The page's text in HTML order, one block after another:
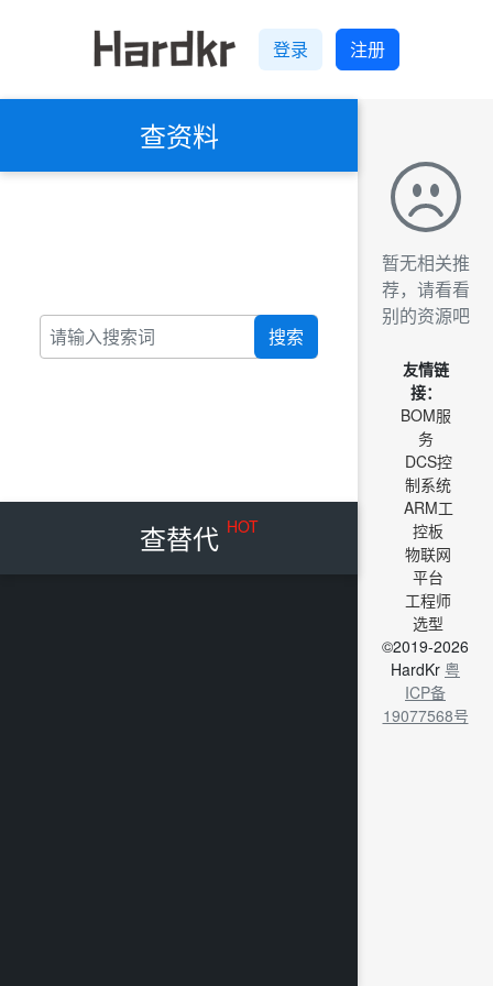
登录 注册
查资料
搜索
查替代 HOT
暂无相关推
荐，请看看
别的资源吧
友情链
接：
BOM服
务
DCS控
制系统
ARM工
控板
物联网
平台
工程师
选型
©2019-2026
HardKr 粤
ICP备
19077568号